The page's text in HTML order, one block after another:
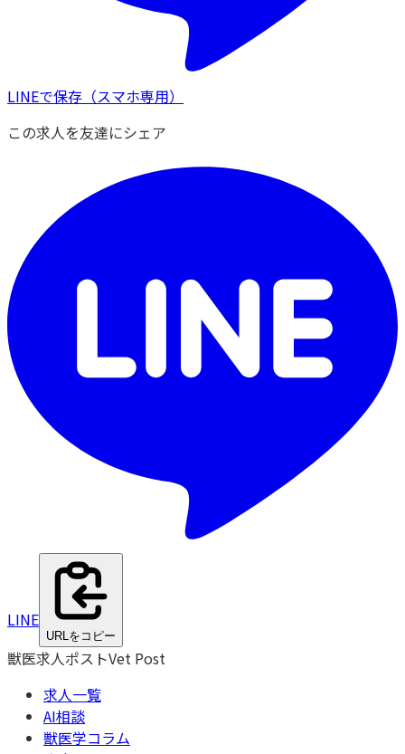
LINEで保存 （スマホ専用）
この求人を友達にシェア
LINE
URLをコピー
獣医求人ポストVet Post
求人一覧
AI相談
獣医学コラム